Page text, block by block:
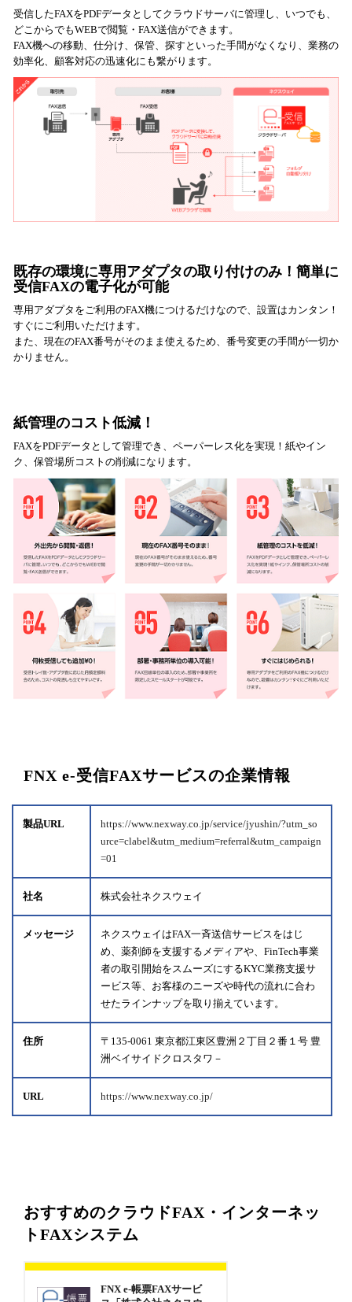
受信したFAXをPDFデータとしてクラウドサーバに管理し、いつでも、
どこからでもWEBで閲覧・FAX送信ができます。
FAX機への移動、仕分け、保管、探すといった手間がなくなり、業務の
効率化、顧客対応の迅速化にも繋がります。
既存の環境に専用アダプタの取り付けのみ！簡単に
受信FAXの電子化が可能
専用アダプタをご利用のFAX機につけるだけなので、設置はカンタン！
すぐにご利用いただけます。
また、現在のFAX番号がそのまま使えるため、番号変更の手間が一切か
かりません。
紙管理のコスト低減！
FAXをPDFデータとして管理でき、ペーパーレス化を実現！紙やイン
ク、保管場所コストの削減になります。
FNX e-受信FAXサービスの企業情報
製品URL
https://www.nexway.co.jp/service/jyushin/?utm_so
urce=clabel&utm_medium=referral&utm_campaign
=01
社名 株式会社ネクスウェイ
メッセージ
ネクスウェイはFAX一斉送信サービスをはじ
め、薬剤師を支援するメディアや、FinTech事業
者の取引開始をスムーズにするKYC業務支援サ
ービス等、お客様のニーズや時代の流れに合わ
せたラインナップを取り揃えています。
住所
〒135-0061 東京都江東区豊洲２丁目２番１号 豊
洲ベイサイドクロスタワ－
URL https://www.nexway.co.jp/
おすすめのクラウドFAX・インターネッ
トFAXシステム
FNX e-帳票FAXサービ